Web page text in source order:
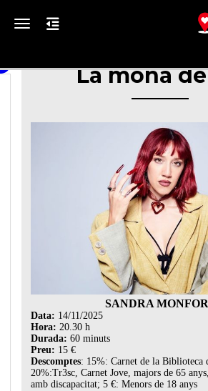
Toggle navigation
La mona
SANDRA
Data: 14/11/2025
Hora:20.30 h
Durada: 60 minuts
Preu: 15 €
Descomptes: 15%: Carnet de la Biblioteca
20%:Tr3sc, Carnet Jove, majors de 65
amb discapacitat; 5 €: Menors de 18 anys